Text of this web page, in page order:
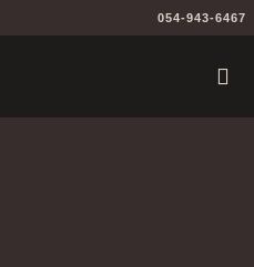
054-943-6467